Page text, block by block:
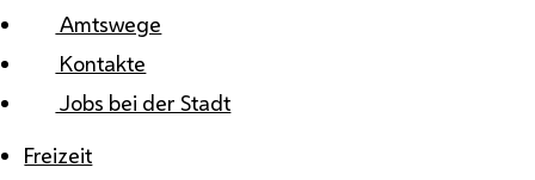
Amtswege
Kontakte
Jobs bei der Stadt
Freizeit